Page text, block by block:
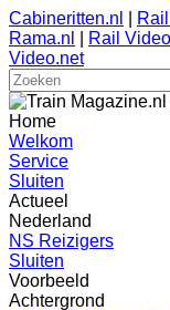
Cabineritten.nl
Rama.nl
Rail
Video.net
Home
Welkom
Service
Sluiten
Actueel
Nederland
NS Reizigers
Sluiten
Voorbeeld
Achtergrond